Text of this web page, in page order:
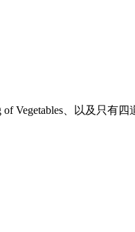
Vegetables、以及只有四